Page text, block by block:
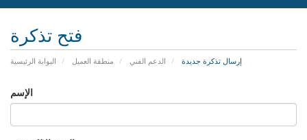
فتح تذكرة
البوابة الرئيسية منطقة العميل الدعم الفني إرسال تذكرة جديدة
الإسم